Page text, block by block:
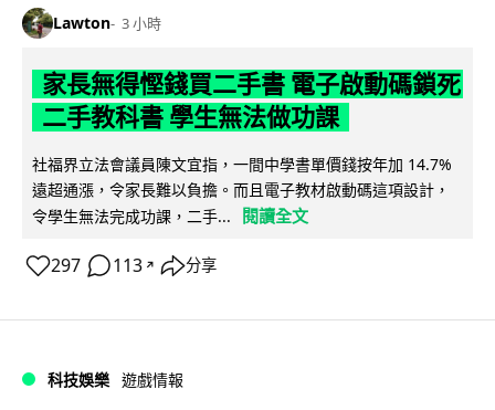
Lawton 3 小時
家長無得慳錢買二手書 電子啟動碼鎖死
二手教科書 學生無法做功課
社福界立法會議員陳文宜指，一間中學書單價錢按年加 14.7%
遠超通漲，令家長難以負擔。而且電子教材啟動碼這項設計，
令學生無法完成功課，二手...
閱讀全文
297 113 ↗ 分享
科技娛樂 遊戲情報